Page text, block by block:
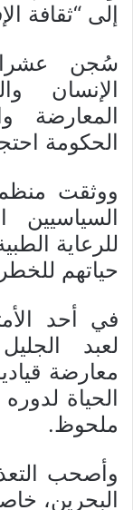
إلى “ثقافة
سُجن
الإنسان
المعارضة
الحكومة
ووثقت
السياسيين
للرعاية
حياتهم
في أحد
لعبد
معارضة
ملحوظ.
وأصحب
البحرين،